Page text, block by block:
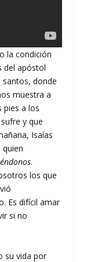
la condición
del apóstol
donde
muestra a
pies a los
y que
Isaías
quien
.
los que
Es difícil amar
si no
su vida por